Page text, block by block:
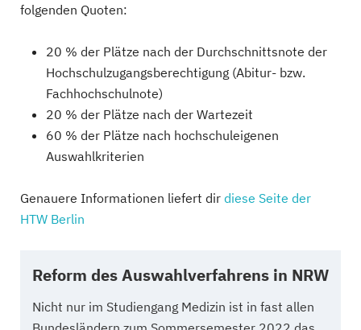
folgenden Quoten:
20 % der Plätze nach der Durchschnittsnote der
Hochschulzugangsberechtigung (Abitur- bzw.
Fachhochschulnote)
20 % der Plätze nach der Wartezeit
60 % der Plätze nach hochschuleigenen
Auswahlkriterien
Genauere Informationen liefert dir diese Seite der
HTW Berlin
Reform des Auswahlverfahrens in NRW
Nicht nur im Studiengang Medizin ist in fast allen